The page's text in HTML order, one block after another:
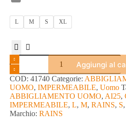
L M S XL
IMPERMEABILE
-
RAINS
quantità
Aggiungi al
COD: 41740 Categorie:
UOMO, IMPERMEABILE, Uomo
ABBIGLIAMENTO UOMO, AI25,
IMPERMEABILE, L, M, RAINS, S,
Marchio: RAINS